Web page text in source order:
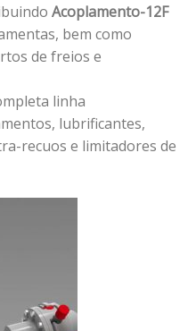
Acoplamento-12F
bem como
de freios e
linha
lubrificantes,
recuos e limitadores de